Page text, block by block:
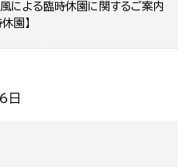
による臨時休園に関するご案内
園】
日